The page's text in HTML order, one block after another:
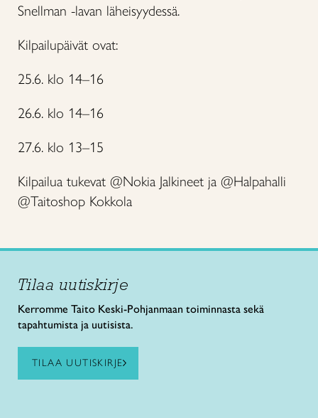
Snellman -lavan läheisyydessä.
Kilpailupäivät ovat:
25.6. klo 14–16
26.6. klo 14–16
27.6. klo 13–15
Kilpailua tukevat @Nokia Jalkineet ja @Halpahalli
@Taitoshop Kokkola
Tilaa uutiskirje
Kerromme Taito Keski-Pohjanmaan toiminnasta sekä
tapahtumista ja uutisista.
TILAA UUTISKIRJE